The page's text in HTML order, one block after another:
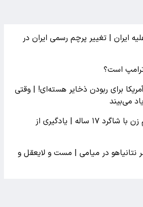
ایران | تغییر پرچم رسمی ایران در
ترامپ است؟
برای ربودن ذخایر هسته‌ای! | وقتی
می‌بیند
رسوایی جنسی معلم زن با شاگرد ۱۷ ساله | یادگیری از
در میامی | مست و لایعقل و